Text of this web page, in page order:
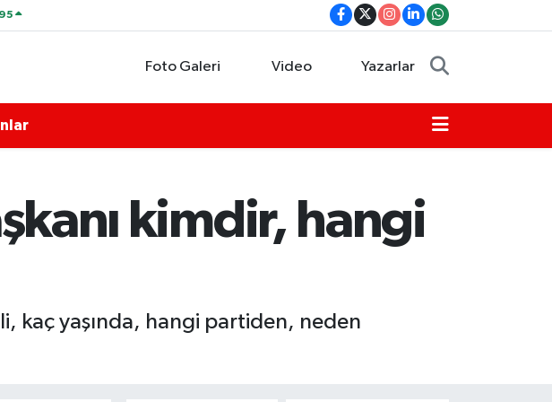
Foto Galeri Video Yazarlar
kimdir, hangi
kaç yaşında, hangi partiden, neden